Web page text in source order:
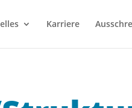
Karriere